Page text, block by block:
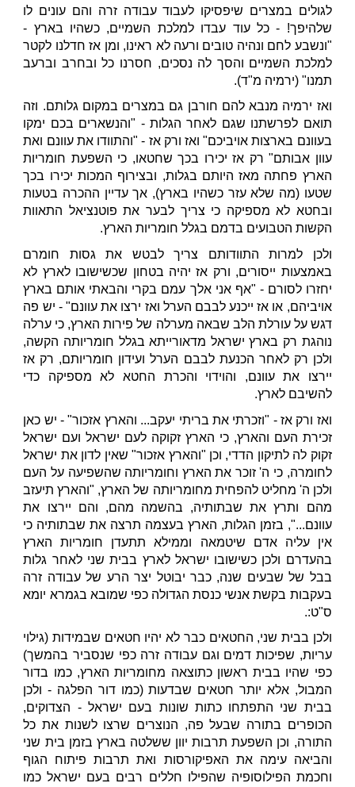
לגולים במצרים שיפסיקו לעבוד עבודה זרה והם עונים לו
שלהיפך! - כל עוד עבדו למלכת השמיים, כשהיו בארץ -
"ונשבע לחם ונהיה טובים ורעה לא ראינו, ומן אז חדלנו לקטר
למלכת השמיים והסך לה נסכים, חסרנו כל ובחרב וברעב
תמנו" (ירמיה מ"ד).
ואז ירמיה מנבא להם חורבן גם במצרים במקום גלותם. וזה
תואם לפרשתנו שגם לאחר הגלות - "והנשארים בכם ימקו
בעוונם בארצות אויביכם" ואז ורק אז - "והתוודו את עוונם ואת
עוון אבותם" רק אז יכירו בכך שחטאו, כי השפעת חומריות
הארץ פחתה מאז היותם בגלות, ובצירוף המכות יכירו בכך
שטעו (מה שלא עזר כשהיו בארץ), אך עדיין ההכרה בטעות
ובחטא לא מספיקה כי צריך לבער את פוטנציאל התאוות
הקשות הטבועים בדמם בגלל חומריות הארץ.
ולכן למרות התוודותם צריך לבטש את גסות חומרם
באמצעות ייסורים, ורק אז יהיה בטחון שכשישובו לארץ לא
יחזרו לסורם - "אף אני אלך עמם בקרי והבאתי אותם בארץ
אויביהם, או אז ייכנע לבבם הערל ואז ירצו את עוונם" - יש פה
דגש על עורלת הלב שבאה מערלה של פירות הארץ, כי ערלה
נוהגת רק בארץ ישראל מדאורייתא בגלל חומריותה הקשה,
ולכן רק לאחר הכנעת לבבם הערל ועידון חומריותם, רק אז
יירצו את עוונם, והוידוי והכרת החטא לא מספיקה כדי
להשיבם לארץ.
ואז ורק אז - "וזכרתי את בריתי יעקב... והארץ אזכור" - יש כאן
זכירת העם והארץ, כי הארץ זקוקה לעם ישראל ועם ישראל
זקוק לה לתיקון הדדי, וכן "והארץ אזכור" שאין לדון את ישראל
לחומרה, כי ה' זוכר את הארץ וחומריותה שהשפיעה על העם
ולכן ה' מחליט להפחית מחומריותה של הארץ, "והארץ תיעזב
מהם ותרץ את שבתותיה, בהשמה מהם, והם יירצו את
עוונם...", בזמן הגלות, הארץ בעצמה תרצה את שבתותיה כי
אין עליה אדם שיטמאה וממילא תתעדן חומריות הארץ
בהעדרם ולכן כשישובו ישראל לארץ בבית שני לאחר גלות
בבל של שבעים שנה, כבר יבוטל יצר הרע של עבודה זרה
בעקבות בקשת אנשי כנסת הגדולה כפי שמובא בגמרא יומא
ס"ט:.
ולכן בבית שני, החטאים כבר לא יהיו חטאים שבמידות (גילוי
עריות, שפיכות דמים וגם עבודה זרה כפי שנסביר בהמשך)
כפי שהיו בבית ראשון כתוצאה מחומריות הארץ, כמו בדור
המבול, אלא יותר חטאים שבדעות (כמו דור הפלגה - ולכן
בבית שני התפתחו כתות שונות בעם ישראל - הצדוקים,
הכופרים בתורה שבעל פה, הנוצרים שרצו לשנות את כל
התורה, וכן השפעת תרבות יוון ששלטה בארץ בזמן בית שני
והביאה עימה את האפיקורסות ואת תרבות פיתוח הגוף
וחכמת הפילוסופיה שהפילו חללים רבים בעם ישראל כמו